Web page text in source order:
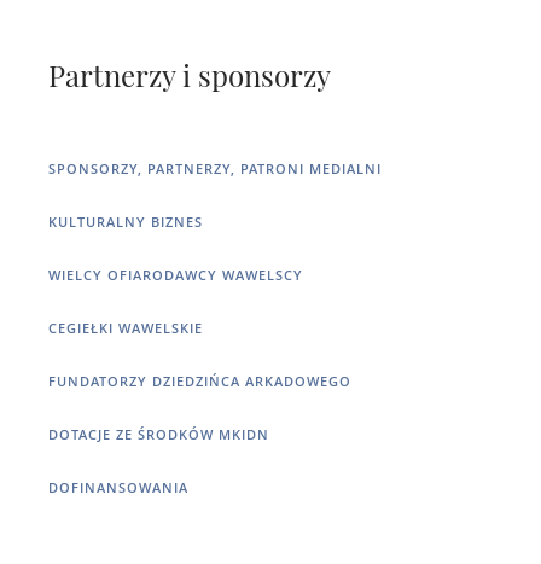
Partnerzy i sponsorzy
SPONSORZY, PARTNERZY, PATRONI MEDIALNI
KULTURALNY BIZNES
WIELCY OFIARODAWCY WAWELSCY
CEGIEŁKI WAWELSKIE
FUNDATORZY DZIEDZIŃCA ARKADOWEGO
DOTACJE ZE ŚRODKÓW MKIDN
DOFINANSOWANIA